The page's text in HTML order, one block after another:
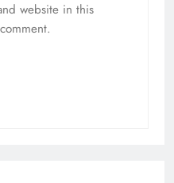
website in this